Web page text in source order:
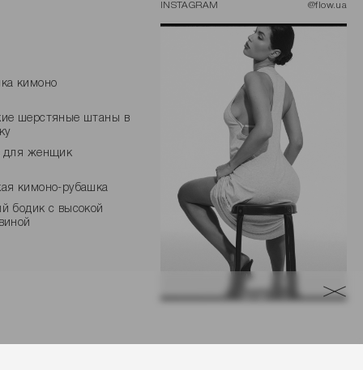
кимоно
шерстяные штаны в
для женщик
кимоно-рубашка
бодик с высокой
INSTAGRAM @flow.ua